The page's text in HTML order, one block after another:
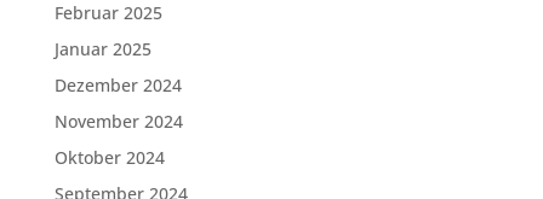
Februar 2025
Januar 2025
Dezember 2024
November 2024
Oktober 2024
September 2024